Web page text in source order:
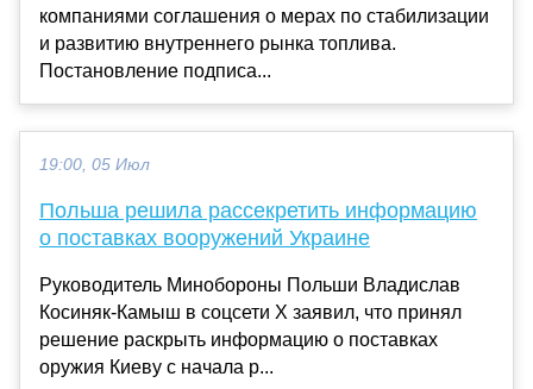
компаниями соглашения о мерах по стабилизации
и развитию внутреннего рынка топлива.
Постановление подписа...
19:00, 05 Июл
Польша решила рассекретить информацию
о поставках вооружений Украине
Руководитель Минобороны Польши Владислав
Косиняк-Камыш в соцсети X заявил, что принял
решение раскрыть информацию о поставках
оружия Киеву с начала р...